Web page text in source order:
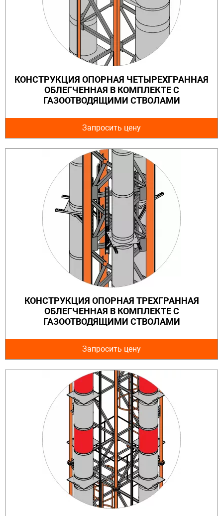
КОНСТРУКЦИЯ ОПОРНАЯ ЧЕТЫРЕХГРАННАЯ
ОБЛЕГЧЕННАЯ В КОМПЛЕКТЕ С
ГАЗООТВОДЯЩИМИ СТВОЛАМИ
Запросить цену
КОНСТРУКЦИЯ ОПОРНАЯ ТРЕХГРАННАЯ
ОБЛЕГЧЕННАЯ В КОМПЛЕКТЕ С
ГАЗООТВОДЯЩИМИ СТВОЛАМИ
Запросить цену